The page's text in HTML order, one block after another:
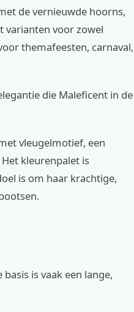
de vernieuwde hoorns,
varianten voor zowel
themafeesten, carnaval,
die Maleficent in de
vleugelmotief, een
kleurenpalet is
is om haar krachtige,
is vaak een lange,